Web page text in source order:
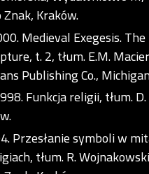
Kraków.
Medieval Exegesis.
t. 2, tłum. E.M.
Publishing Co.,
Funkcja religii, tłum.
Przesłanie symboli w
tłum. R.